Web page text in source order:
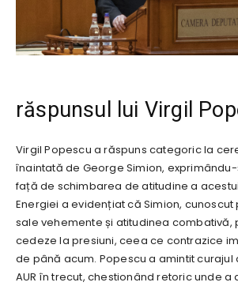
răspunsul lui Virgil
Virgil Popescu a răspuns categoric la
înaintată de George Simion,
față de schimbarea de atitudine a
Energiei a evidențiat că Simion, cunoscut
sale vehemente și atitudinea combativă,
cedeze la presiuni, ceea ce contrazice
de până acum. Popescu a amintit curajul
AUR în trecut, chestionând retoric unde a